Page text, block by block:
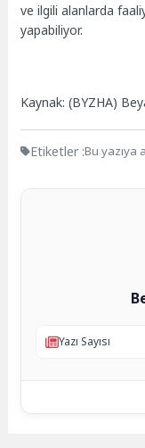
ve ilgili alanlarda
yapabiliyor.
Kaynak: (BYZHA)
Etiketler :Bu yazıya
Yazı Sayısı